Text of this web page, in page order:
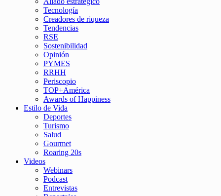
Tecnología
Creadores de riqueza
Tendencias
RSE
Sostenibilidad
Opinión
PYMES
RRHH
Periscopio
TOP+América
Awards of Happiness
Estilo de Vida
Deportes
Turismo
Salud
Gourmet
Roaring 20s
Videos
Webinars
Podcast
Entrevistas